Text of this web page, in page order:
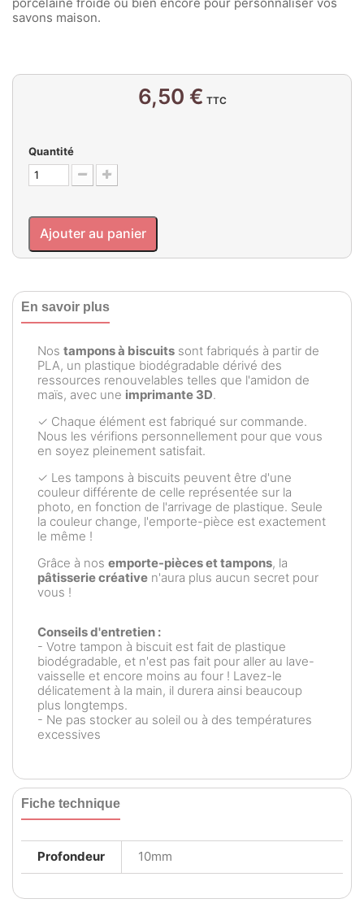
savons maison.
6,50 € TTC
Quantité
Ajouter au panier
En savoir plus
Nos tampons à biscuits sont fabriqués à partir de
PLA, un plastique biodégradable dérivé des
ressources renouvelables telles que l'amidon de
maïs, avec une imprimante 3D.
✓ Chaque élément est fabriqué sur commande.
Nous les vérifions personnellement pour que vous
en soyez pleinement satisfait.
✓ Les tampons à biscuits peuvent être d'une
couleur différente de celle représentée sur la
photo, en fonction de l'arrivage de plastique. Seule
la couleur change, l'emporte-pièce est exactement
le même !
Grâce à nos emporte-pièces et tampons, la
pâtisserie créative n'aura plus aucun secret pour
vous !
Conseils d'entretien :
- Votre tampon à biscuit est fait de plastique
biodégradable, et n'est pas fait pour aller au lave-
vaisselle et encore moins au four ! Lavez-le
délicatement à la main, il durera ainsi beaucoup
plus longtemps.
- Ne pas stocker au soleil ou à des températures
excessives
Fiche technique
Profondeur 10mm